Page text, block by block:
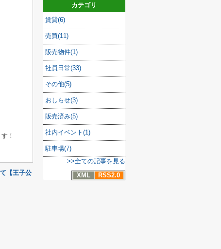
！
【王子公
カテゴリ
賃貸(6)
売買(11)
販売物件(1)
社員日常(33)
その他(5)
おしらせ(3)
販売済み(5)
社内イベント(1)
駐車場(7)
>>全ての記事を見る
XML
RSS2.0